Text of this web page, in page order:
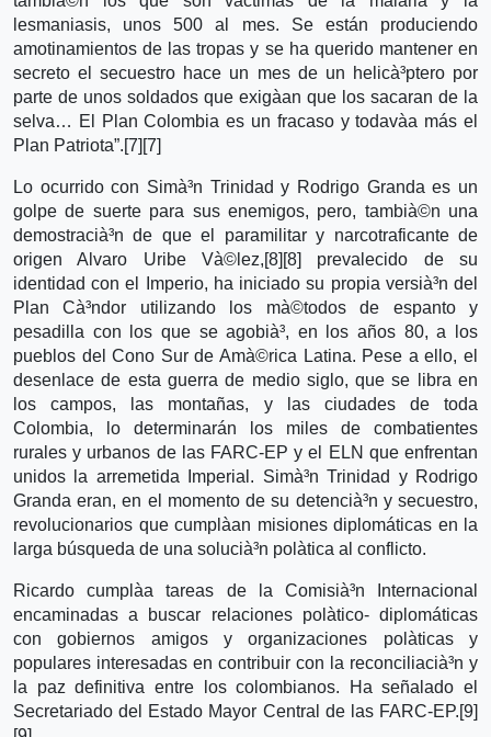
lesmaniasis, unos 500 al mes. Se están produciendo
amotinamientos de las tropas y se ha querido mantener en
secreto el secuestro hace un mes de un helicà³ptero por
parte de unos soldados que exigà­an que los sacaran de la
selva… El Plan Colombia es un fracaso y todavà­a más el
Plan Patriota”.[7][7]
Lo ocurrido con Simà³n Trinidad y Rodrigo Granda es un
golpe de suerte para sus enemigos, pero, tambià©n una
demostracià³n de que el paramilitar y narcotraficante de
origen Alvaro Uribe Và©lez,[8][8] prevalecido de su
identidad con el Imperio, ha iniciado su propia versià³n del
Plan Cà³ndor utilizando los mà©todos de espanto y
pesadilla con los que se agobià³, en los años 80, a los
pueblos del Cono Sur de Amà©rica Latina. Pese a ello, el
desenlace de esta guerra de medio siglo, que se libra en
los campos, las montañas, y las ciudades de toda
Colombia, lo determinarán los miles de combatientes
rurales y urbanos de las FARC-EP y el ELN que enfrentan
unidos la arremetida Imperial. Simà³n Trinidad y Rodrigo
Granda eran, en el momento de su detencià³n y secuestro,
revolucionarios que cumplà­an misiones diplomáticas en la
larga búsqueda de una solucià³n polà­tica al conflicto.
Ricardo cumplà­a tareas de la Comisià³n Internacional
encaminadas a buscar relaciones polà­tico- diplomáticas
con gobiernos amigos y organizaciones polà­ticas y
populares interesadas en contribuir con la reconciliacià³n y
la paz definitiva entre los colombianos. Ha señalado el
Secretariado del Estado Mayor Central de las FARC-EP.[9]